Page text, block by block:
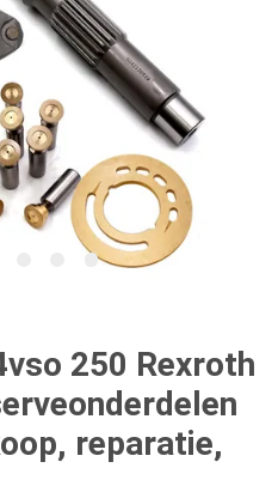
250 Rexroth
reparatie,